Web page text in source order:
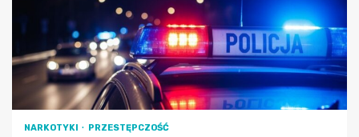
NARKOTYKI PRZESTĘPCZOŚĆ